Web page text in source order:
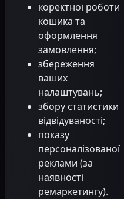
коректної роботи
кошика та
оформлення
замовлення;
збереження
ваших
налаштувань;
збору статистики
відвідуваності;
показу
персоналізованої
реклами (за
наявності
ремаркетингу).